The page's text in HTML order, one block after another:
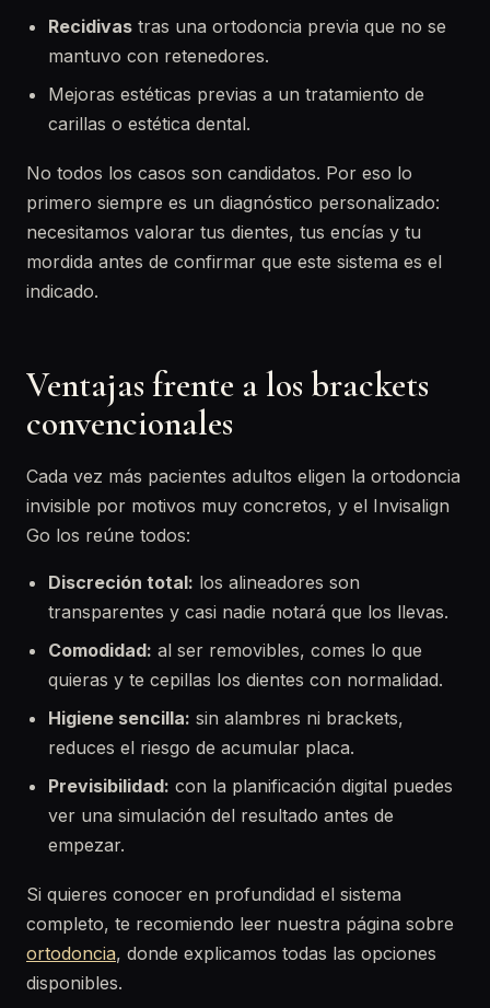
Recidivas tras una ortodoncia previa que no se
mantuvo con retenedores.
Mejoras estéticas previas a un tratamiento de
carillas o estética dental.
No todos los casos son candidatos. Por eso lo
primero siempre es un diagnóstico personalizado:
necesitamos valorar tus dientes, tus encías y tu
mordida antes de confirmar que este sistema es el
indicado.
Ventajas frente a los brackets
convencionales
Cada vez más pacientes adultos eligen la ortodoncia
invisible por motivos muy concretos, y el Invisalign
Go los reúne todos:
Discreción total: los alineadores son
transparentes y casi nadie notará que los llevas.
Comodidad: al ser removibles, comes lo que
quieras y te cepillas los dientes con normalidad.
Higiene sencilla: sin alambres ni brackets,
reduces el riesgo de acumular placa.
Previsibilidad: con la planificación digital puedes
ver una simulación del resultado antes de
empezar.
Si quieres conocer en profundidad el sistema
completo, te recomiendo leer nuestra página sobre
ortodoncia, donde explicamos todas las opciones
disponibles.